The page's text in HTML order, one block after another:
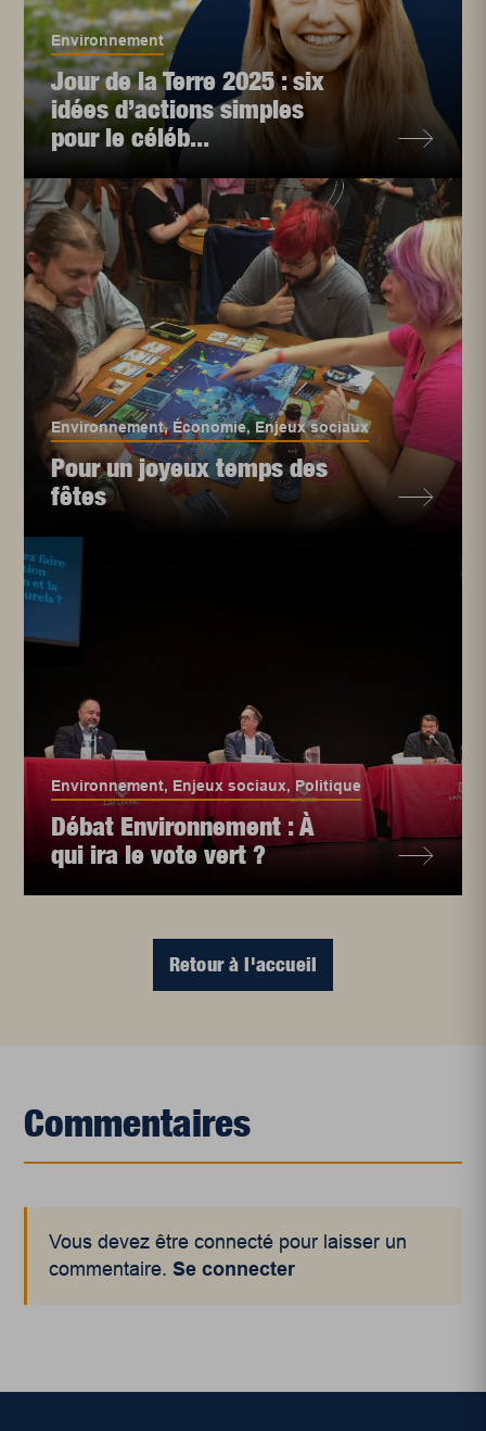
Environnement
Jour de la Terre 2025 : six
idées d’actions simples
pour le céléb...
Environnement,Économie,Enjeux sociaux
Pour un joyeux temps des
fêtes
Environnement, Enjeux sociaux, Politique
Débat Environnement : À
qui ira le vote vert ?
Retour à l'accueil
Commentaires
Vous devez être connecté pour laisser un
commentaire.Se connecter